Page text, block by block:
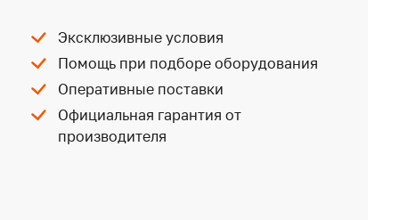
Эксклюзивные условия
Помощь при подборе оборудования
Оперативные поставки
Официальная гарантия от
производителя